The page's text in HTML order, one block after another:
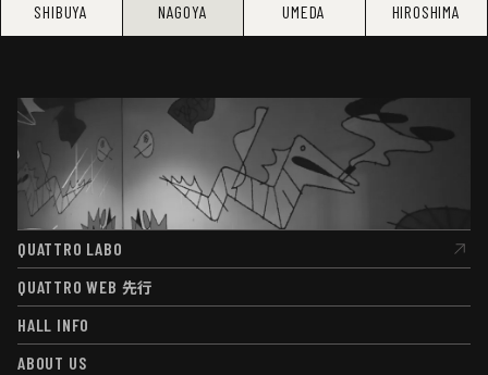
SHIBUYA NAGOYA UMEDA HIROSHIMA
QUATTRO LABO
QUATTRO LABO
QUATTRO WEB 先行
QUATTRO WEB先行
HALL INFO
HALL INFO
ABOUT US